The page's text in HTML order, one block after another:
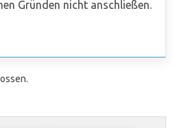
Gründen nicht anschließen.